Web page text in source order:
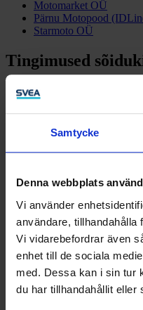
Samtycke
Denna webbplats
Vi använder
användare,
Vi vidarebefordrar även
enhet till de sociala
med. Dessa kan i sin tur
du har tillhandahållit eller
Motomarket OÜ
Pärnu Motopood
Starmoto OÜ
Tingimused
Taotleja peab olema
kodanik või Eesti
Taotleja minimaalne
mis on laekunud
suletud maksehäirest
Võta meiega
Äriklienditugi
Eraklienditugi
Facebook